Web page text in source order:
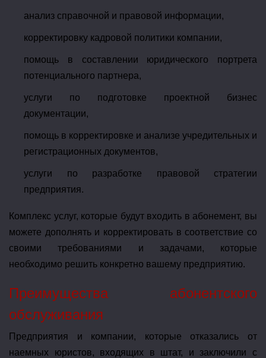
анализ справочной и правовой информации,
корректировку кадровой политики компании,
помощь в составлении юридического портрета
потенциального партнера,
услуги по подготовке проектной бизнес
документации,
помощь в корректировке и анализе учредительных и
регистрационных документов,
услуги по разработке правовой стратегии
предприятия.
Комплекс услуг, которые будут входить в абонемент, вы
можете дополнять и корректировать в соответствие со
своими требованиями и задачами, которые
необходимо решить конкретно вашему предприятию.
Преимущества абонентского
обслуживания
Предприятия и компании, которые отказались от
наемных юристов, входящих в штат, и заключили с